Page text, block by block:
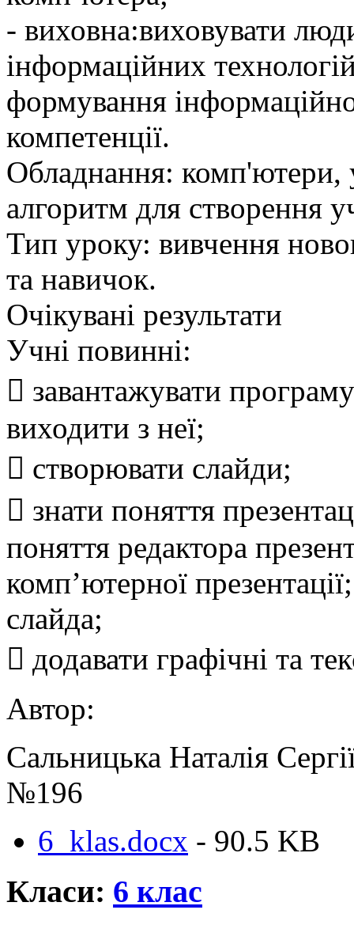
- виховна:виховувати
інформаційних
формування
компетенції.
Обладнання: комп'ютери,
алгоритм для створення
Тип уроку: вивчення
та навичок.
Очікувані результати
Учні повинні:
 завантажувати
виходити з неї;
 створювати слайди;
 знати поняття
поняття редактора
комп’ютерної
слайда;
 додавати графічні та
Автор:
Сальницька Наталія
№196
6_klas.docx - 90.5 KB
Класи: 6 клас